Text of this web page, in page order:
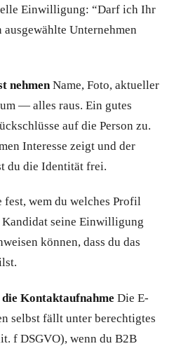
Einwilligung: “Darf ich Ihr
Unternehmen
nehmenName, Foto, aktueller
— alles raus. Ein gutes
auf die Person zu.
Interesse zeigt und der
du die Identität frei.
wem du welches Profil
seine Einwilligung
können, dass du das
Kontaktaufnahme Die E-
selbst fällt unter berechtigtes
f DSGVO), wenn du B2B